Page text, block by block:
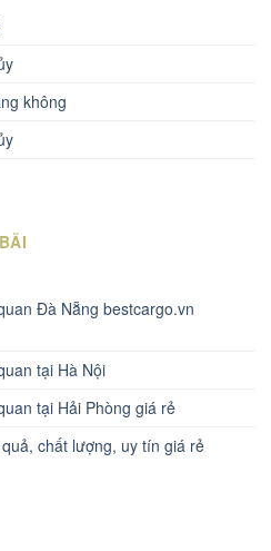
không
Đà Nẵng bestcargo.vn
tại Hà Nội
tại Hải Phòng giá rẻ
chất lượng, uy tín giá rẻ